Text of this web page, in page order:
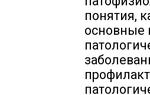
понятия,
основные